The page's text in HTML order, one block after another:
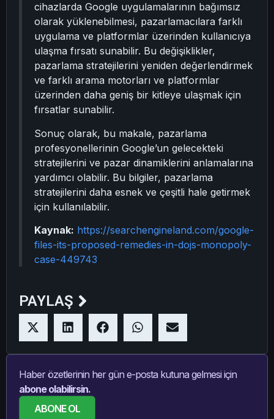
cihazlarda Google uygulamalarının bağımsız
olarak yüklenebilmesi, pazarlamacılara farklı
uygulama ve platformlar üzerinden kullanıcıya
ulaşma fırsatı sunabilir. Bu değişiklikler,
pazarlama stratejilerini yeniden değerlendirmek
ve farklı arama motorları ve platformlar
üzerinden daha geniş bir kitleye ulaşmak için
fırsatlar sunabilir.
Sonuç olarak, bu makale, pazarlama
profesyonellerinin Google’un gelecekteki
stratejilerini ve pazar dinamiklerini anlamalarına
yardımcı olabilir. Bu bilgiler, pazarlama
stratejilerini daha esnek ve çeşitli hale getirmek
için kullanılabilir.
Kaynak: https://searchengineland.com/google-
files-its-proposed-remedies-in-dojs-monopoly-
case-449743
PAYLAŞ
Haber özetlerinin her gün e-posta kutuna gelmesi için
abone olabilirsin.
ABONE OL